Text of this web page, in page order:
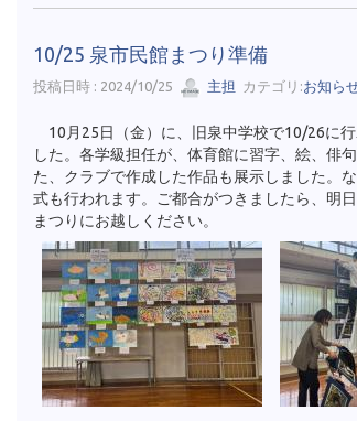
10/25 泉市民館まつり準備
投稿日時 : 2024/10/25 主担 カテゴリ:お知ら
10月25日（金）に、旧泉中学校で10/26に
した。各学級担任が、体育館に習字、絵、俳
た、クラブで作成した作品も展示しました。
式も行われます。ご都合がつきましたら、明
まつりにお越しください。